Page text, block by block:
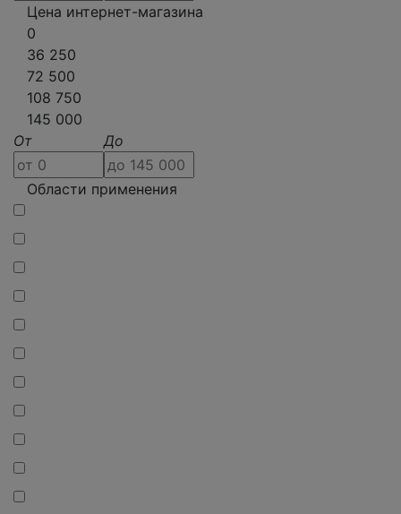
Цена интернет-магазина
0
36 250
72 500
108 750
145 000
От
До
Области применения